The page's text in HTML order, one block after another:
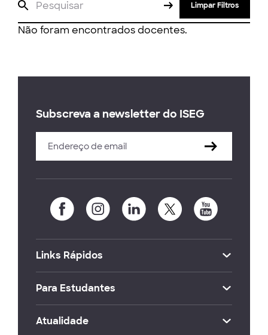
Limpar Filtros
Não foram encontrados docentes.
Subscreva a newsletter do ISEG
Links Rápidos
Para Estudantes
Atualidade